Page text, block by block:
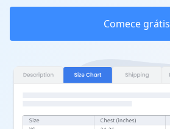
Comece grátis